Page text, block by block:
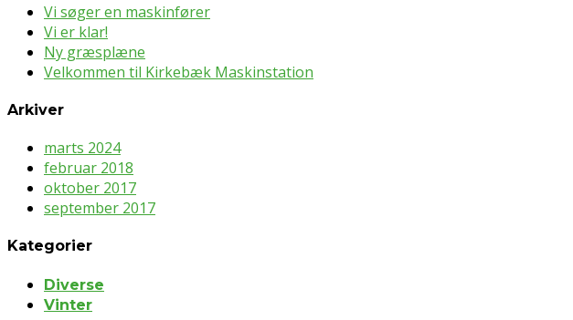
Vi søger en maskinfører
Vi er klar!
Ny græsplæne
Velkommen til Kirkebæk Maskinstation
Arkiver
marts 2024
februar 2018
oktober 2017
september 2017
Kategorier
Diverse
Vinter